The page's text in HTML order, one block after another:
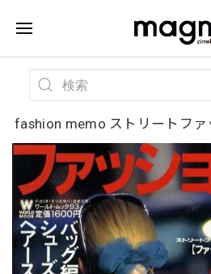
fashion memo ストリートファ